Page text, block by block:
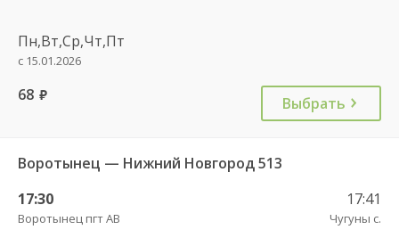
Пн,Вт,Ср,Чт,Пт
с 15.01.2026
68 руб. Выбрать
Воротынец — Нижний Новгород 513
17:30
Воротынец пгт АВ
17:41
Чугуны с.